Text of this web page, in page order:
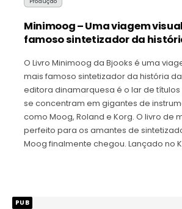
Minimoog – Uma viagem
famoso sintetizador da
O Livro Minimoog da Bjooks é uma
mais famoso sintetizador da história
editora dinamarquesa é o lar de títulos
se concentram em gigantes de
como Moog, Roland e Korg. O livro de
perfeito para os amantes de
Moog finalmente chegou. Lançado no
PUB